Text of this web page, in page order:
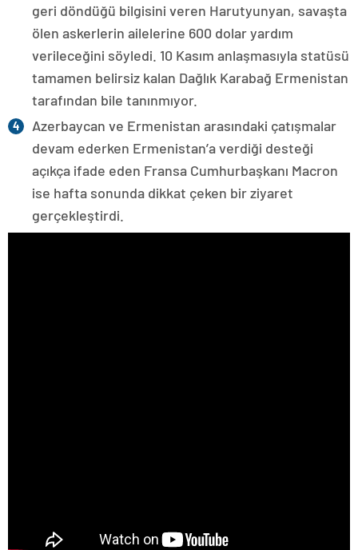
geri döndüğü bilgisini veren Harutyunyan, savaşta
ölen askerlerin ailelerine 600 dolar yardım
verileceğini söyledi. 10 Kasım anlaşmasıyla statüsü
tamamen belirsiz kalan Dağlık Karabağ Ermenistan
tarafından bile tanınmıyor.
Azerbaycan ve Ermenistan arasındaki çatışmalar
devam ederken Ermenistan’a verdiği desteği
açıkça ifade eden Fransa Cumhurbaşkanı Macron
ise hafta sonunda dikkat çeken bir ziyaret
gerçekleştirdi.